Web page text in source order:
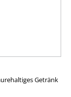
Getränk